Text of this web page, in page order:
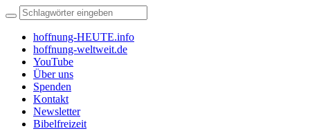
hoffnung-HEUTE.info
hoffnung-weltweit.de
YouTube
Über uns
Spenden
Kontakt
Newsletter
Bibelfreizeit